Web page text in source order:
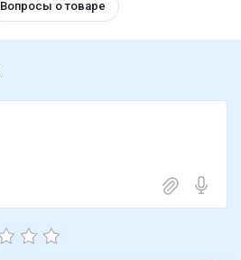
Вопросы о товаре